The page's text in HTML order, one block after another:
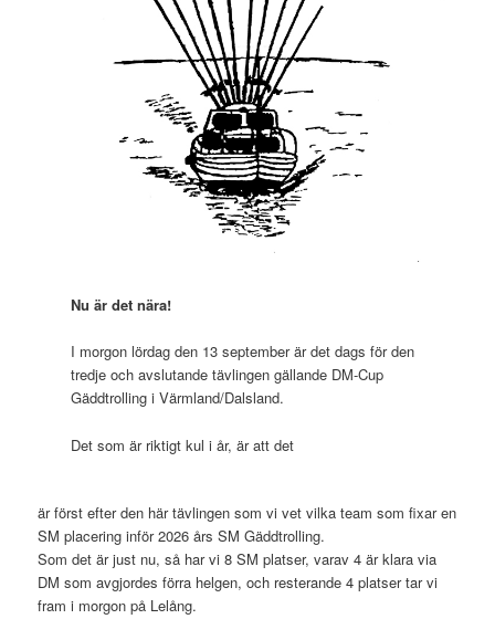
Nu är det nära!
I morgon lördag den 13 september är det dags för den
tredje och avslutande tävlingen gällande DM-Cup
Gäddtrolling i Värmland/Dalsland.
Det som är riktigt kul i år, är att det
är först efter den här tävlingen som vi vet vilka team som fixar en
SM placering inför 2026 års SM Gäddtrolling.
Som det är just nu, så har vi 8 SM platser, varav 4 är klara via
DM som avgjordes förra helgen, och resterande 4 platser tar vi
fram i morgon på Lelång.